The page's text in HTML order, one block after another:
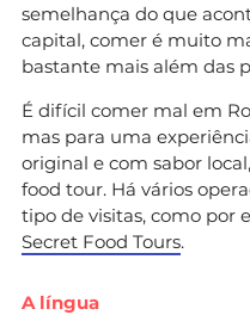
semelhança do que
capital, comer é muito
bastante mais além das
É difícil comer mal em
mas para uma
original e com sabor
food tour. Há vários
tipo de visitas, como por
Secret Food Tours.
A língua